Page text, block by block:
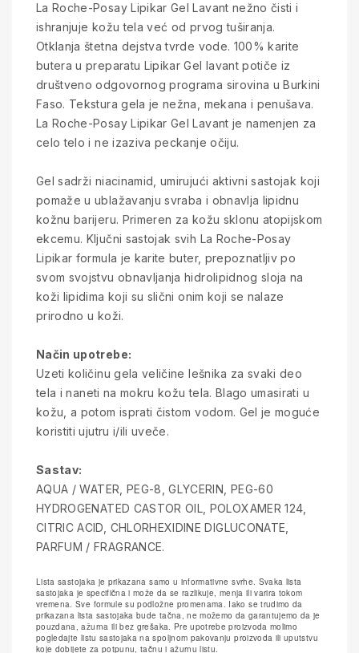
La Roche-Posay Lipikar Gel Lavant nežno čisti i
ishranjuje kožu tela već od prvog tuširanja.
Otklanja štetna dejstva tvrde vode. 100% karite
butera u preparatu Lipikar Gel lavant potiče iz
društveno odgovornog programa sirovina u Burkini
Faso. Tekstura gela je nežna, mekana i penušava.
La Roche-Posay Lipikar Gel Lavant je namenjen za
celo telo i ne izaziva peckanje očiju.
Gel sadrži niacinamid, umirujući aktivni sastojak koji
pomaže u ublažavanju svraba i obnavlja lipidnu
kožnu barijeru. Primeren za kožu sklonu atopijskom
ekcemu. Ključni sastojak svih La Roche-Posay
Lipikar formula je karite buter, prepoznatljiv po
svom svojstvu obnavljanja hidrolipidnog sloja na
koži lipidima koji su slični onim koji se nalaze
prirodno u koži.
Način upotrebe:
Uzeti količinu gela veličine lešnika za svaki deo
tela i naneti na mokru kožu tela. Blago umasirati u
kožu, a potom isprati čistom vodom. Gel je moguće
koristiti ujutru i/ili uveče.
Sastav:
AQUA / WATER, PEG-8, GLYCERIN, PEG-60
HYDROGENATED CASTOR OIL, POLOXAMER 124,
CITRIC ACID, CHLORHEXIDINE DIGLUCONATE,
PARFUM / FRAGRANCE.
Lista sastojaka je prikazana samo u informativne svrhe. Svaka lista
sastojaka je specifična i može da se razlikuje, menja ili varira tokom
vremena. Sve formule su podložne promenama. Iako se trudimo da
prikazana lista sastojaka bude tačna, ne možemo da garantujemo da je
pouzdana, ažurna ili bez grešaka. Pre upotrebe proizvoda molimo
pogledajte listu sastojaka na spoljnom pakovanju proizvoda ili uputstvu
koje dobijete za potpunu, tačnu i ažurnu listu.